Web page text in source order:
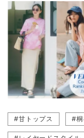
#サングラス #辻
#パンツコーデ
#甘トップス #桐